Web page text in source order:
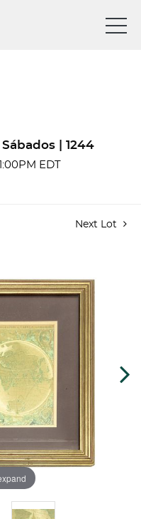
| 1244
EDT
Next Lot